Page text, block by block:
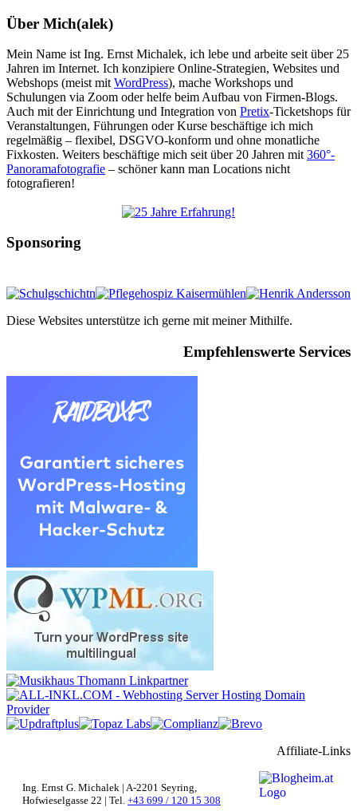
Über Mich(alek)
Mein Name ist Ing. Ernst Michalek, ich lebe und arbeite seit über 25
Jahren im Internet. Ich konzipiere Online-Strategien, Websites und
Webshops (meist mitWordPress), mache Workshops und
Schulungen via Zoom oder helfe beim Aufbau von Firmen-Blogs.
Auch mit der Einrichtung und Integration von Pretix-Ticketshops für
Veranstaltungen, Führungen oder Kurse beschäftige ich mich
regelmäßig – flexibel, DSGVO-konform und ohne monatliche
Fixkosten. Weiters beschäftige mich seit über 20 Jahren mit360°-
Panoramafotografie – schöner kann man Locations nicht
fotografieren!
Sponsoring
Diese Websites unterstütze ich gerne mit meiner Mithilfe.
Empfehlenswerte Services
Affiliate-Links
Ing. Ernst G. Michalek | A-2201 Seyring,
Hofwieselgasse 22 | Tel. +43 699 / 120 15 308